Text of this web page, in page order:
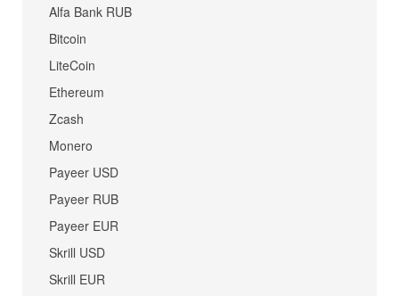
Alfa Bank RUB
Bitcoin
LiteCoin
Ethereum
Zcash
Monero
Payeer USD
Payeer RUB
Payeer EUR
Skrill USD
Skrill EUR